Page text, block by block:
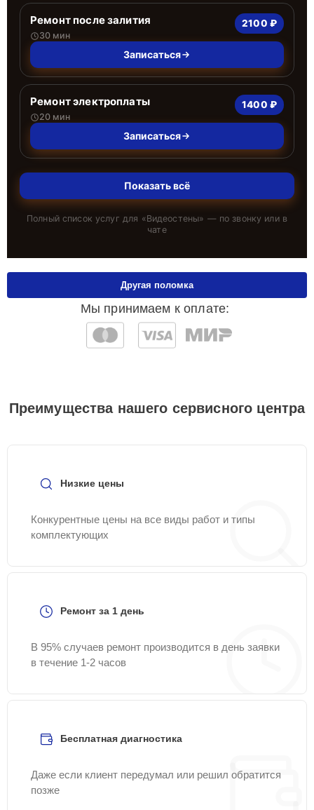
Ремонт после залития
30 мин
2100 ₽
Записаться
Ремонт электроплаты
20 мин
1400 ₽
Записаться
Показать всё
Полный список услуг для «Видеостены» — по звонку или в
чате
Мы принимаем к оплате:
Другая поломка
Преимущества нашего сервисного центра
Низкие цены
Конкурентные цены на все виды работ и типы
комплектующих
Ремонт за 1 день
В 95% случаев ремонт производится в день заявки
в течение 1-2 часов
Бесплатная диагностика
Даже если клиент передумал или решил обратится
позже